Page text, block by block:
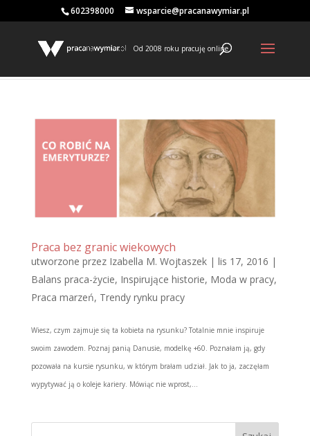
602398000 wsparcie@pracanawymiar.pl
Od 2008 roku pracuję online
Praca bez granic wiekowych
utworzone przez Izabella M. Wojtaszek| lis 17, 2016 |
Balans praca-życie, Inspirujące historie, Moda w pracy,
Praca marzeń, Trendy rynku pracy
Wiesz, czym zajmuje się ta kobieta na rysunku? Totalnie mnie inspiruje
swoim zawodem. Poznaj panią Danusie, modelkę +60. Poznałam ją, gdy
pozowała na kursie rysunku, w którym brałam udział. Jak to ja, zaczęłam
wypytywać ją o koleje kariery. Mówiąc nie wprost,...